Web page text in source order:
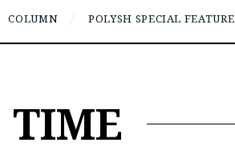
COLUMN POLYSH SPECIAL FEATURE
TIME